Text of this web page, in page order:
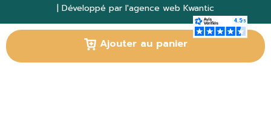
Ajouter au panier
| Développé par l'agence web Kwantic
Paramètres des cookies